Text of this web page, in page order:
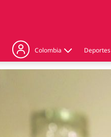
Colombia
Judicial
Deportes